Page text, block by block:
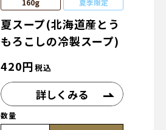
160g 夏季限定
夏スープ(北海道産とう
もろこしの冷製スープ)
420円税込
詳しくみる
数量